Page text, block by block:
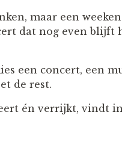
maar een
dat nog even blijft
een concert, een
de rest.
én verrijkt, vindt